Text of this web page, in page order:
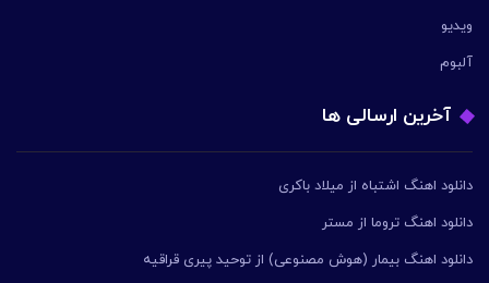
ویدیو
آلبوم
آخرین ارسالی ها
دانلود اهنگ اشتباه از میلاد باکری
دانلود اهنگ تروما از مستر
دانلود اهنگ بیمار (هوش مصنوعی) از توحید پیری قراقیه